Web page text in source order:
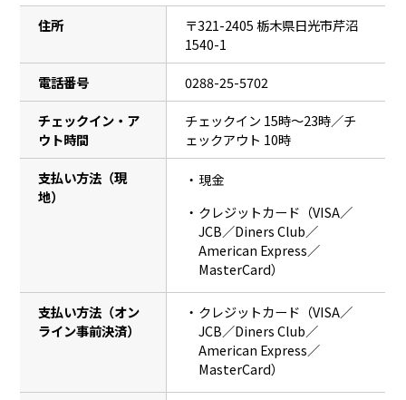
住所
〒321-2405 栃木県日光市芹沼
1540-1
電話番号
0288-25-5702
チェックイン・ア
ウト時間
チェックイン 15時〜23時／チ
ェックアウト 10時
支払い方法（現
地）
現金
クレジットカード（VISA／
JCB／Diners Club／
American Express／
MasterCard）
支払い方法（オン
ライン事前決済）
クレジットカード（VISA／
JCB／Diners Club／
American Express／
MasterCard）